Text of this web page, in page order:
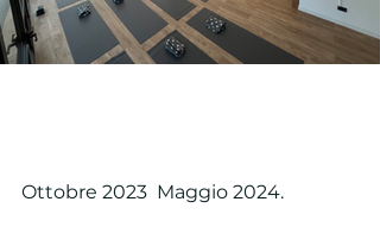
Ottobre 2023  Maggio 2024.